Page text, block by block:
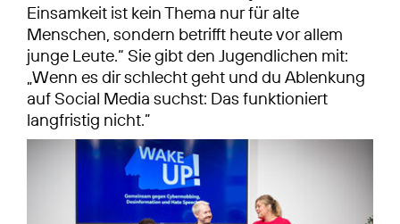
Einsamkeit ist kein Thema nur für alte
Menschen, sondern betrifft heute vor allem
junge Leute.“ Sie gibt den Jugendlichen mit:
„Wenn es dir schlecht geht und du Ablenkung
auf Social Media suchst: Das funktioniert
langfristig nicht.”